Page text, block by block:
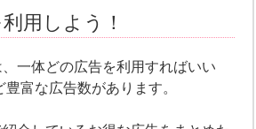
用しよう！
一体どの広告を利用すればいい
富な広告数があります。